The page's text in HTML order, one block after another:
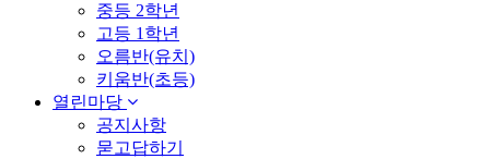
중등 2학년
고등 1학년
오름반(유치)
키움반(초등)
열린마당
공지사항
묻고답하기